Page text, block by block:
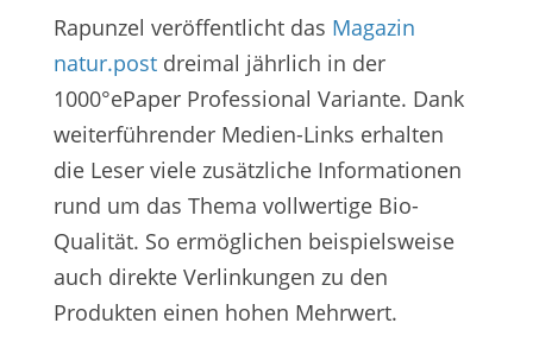
Rapunzel veröffentlicht das Magazin
natur.postdreimal jährlich in der
1000°ePaper Professional Variante. Dank
weiterführender Medien-Links erhalten
die Leser viele zusätzliche Informationen
rund um das Thema vollwertige Bio-
Qualität. So ermöglichen beispielsweise
auch direkte Verlinkungen zu den
Produkten einen hohen Mehrwert.